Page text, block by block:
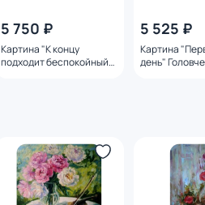
5 750 ₽
Картина "К концу
подходит беспокойный
5 525 ₽
Картина
день"